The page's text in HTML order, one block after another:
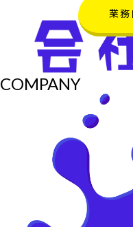
業
COMPANY